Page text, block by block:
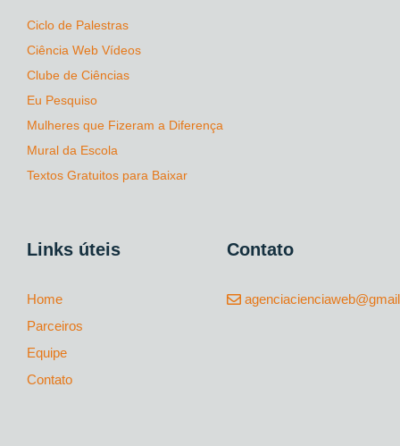
Ciclo de Palestras
Ciência Web Vídeos
Clube de Ciências
Eu Pesquiso
Mulheres que Fizeram a Diferença
Mural da Escola
Textos Gratuitos para Baixar
Links úteis
Home
Parceiros
Equipe
Contato
Contato